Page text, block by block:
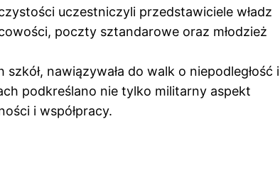
uczestniczyli przedstawiciele władz
poczty sztandarowe oraz młodzież
nawiązywała do walk o niepodległość i
podkreślano nie tylko militarny aspekt
i współpracy.